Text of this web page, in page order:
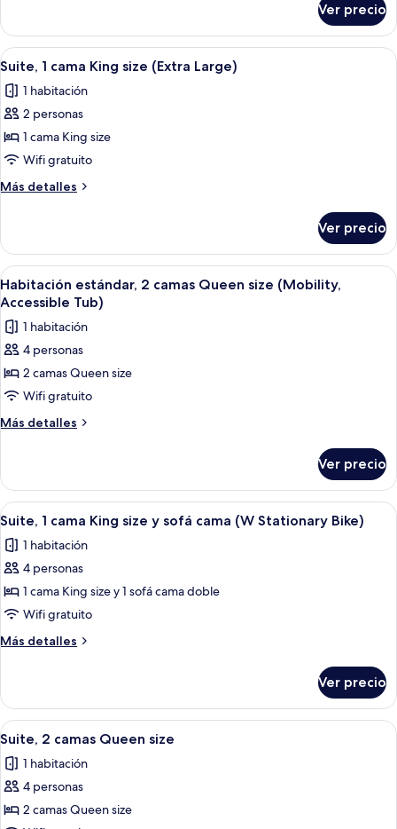
size
(Mobility,
Roll
In
Shower)
estándar,
cama
size
(Mobility,
In
Shower)
Ver precio
Abrir
todas
las
fotos
de
Suite,
1
cama
size
(Extra
Large)
Habitación de hotel con cama,
7
Suite, 1 cama King size (Extra Large)
1 habitación
2 personas
1 cama King size
Wifi gratuito
Más detalles
Más
1
cama
King
size
Large)
Ver precio
Abrir
todas
las
fotos
de
Habitación
estándar,
2
size
(Mobility,
Accessible
Tub)
Habitación de hotel con escritorio
8
Habitación estándar, 2 camas Queen size (Mobility,
Accessible Tub)
1 habitación
4 personas
2 camas Queen size
Wifi gratuito
Más detalles
Más
estándar,
camas
size
(Mobility,
Tub)
Ver precio
Abrir
todas
las
fotos
de
Suite,
1
cama
size
sofá
cama
(W
Stationary
Bike)
Habitación de hotel con cama,
6
Suite, 1 cama King size y sofá cama (W Stationary Bike)
1 habitación
4 personas
1 cama King size y 1 sofá cama doble
Wifi gratuito
Más detalles
Más
1
cama
King
y
sofá
(W
Ver precio
Abrir
todas
las
fotos
de
Una habitación de hotel con una
5
Suite, 2 camas Queen size
1 habitación
4 personas
2 camas Queen size